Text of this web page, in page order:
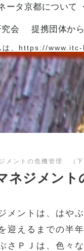
ータ京都について
会 提携団体か
、 https://
メントの危機管理 （下
ネジメント
ントは、はや
迎えるまでの半
さＰＪは、色々